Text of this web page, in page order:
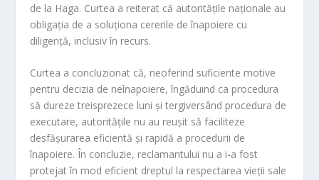
de la Haga. Curtea a reiterat că autorităţile naţionale au
obligaţia de a soluţiona cererile de înapoiere cu
diligenţă, inclusiv în recurs.
Curtea a concluzionat că, neoferind suficiente motive
pentru decizia de neînapoiere, îngăduind ca procedura
să dureze treisprezece luni şi tergiversând procedura de
executare, autorităţile nu au reuşit să faciliteze
desfăşurarea eficientă şi rapidă a procedurii de
înapoiere. În concluzie, reclamantului nu a i-a fost
protejat în mod eficient dreptul la respectarea vieţii sale